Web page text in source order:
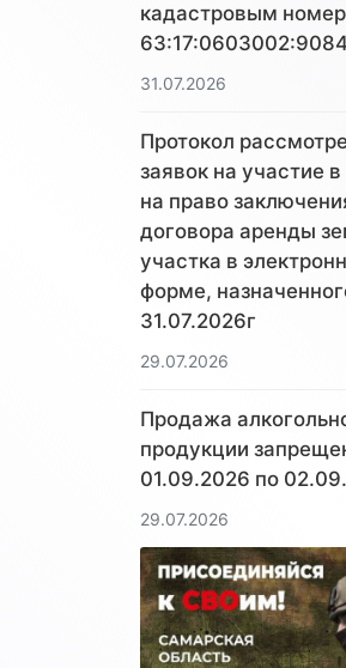
кадастровым
63:17:0603002:9084
31.07.2026
Протокол
заявок на участие
на право
договора аренды
участка в
форме,
31.07.2026г
29.07.2026
Продажа
продукции
01.09.2026 по
29.07.2026